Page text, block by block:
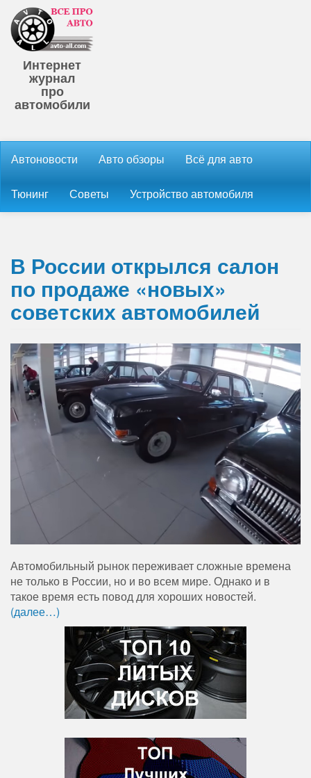
Интернет
журнал
про
автомобили
Автоновости Авто обзоры Всё для авто
Тюнинг Советы Устройство автомобиля
В России открылся салон
по продаже «новых»
советских автомобилей
Автомобильный рынок переживает сложные времена
не только в России, но и во всем мире. Однако и в
такое время есть повод для хороших новостей.
(далее…)